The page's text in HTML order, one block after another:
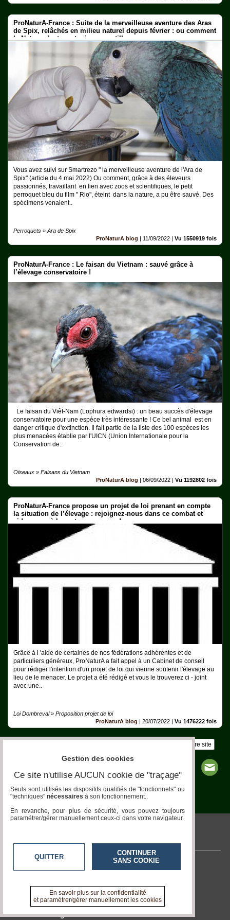
ProNaturA-France : Suite de la merveilleuse aventure des Aras
de Spix, relâchés en milieu naturel depuis février : ou comment
la Nature n’est pas toujours gentille ...
Vous avez suivi sur Smartrezo " la merveilleuse aventure de l'Ara de
Spix" (article du 4 mai 2022) Ou comment, grâce à des éleveurs
passionnés, travaillant en lien avec zoos et scientifiques, le petit
perroquet bleu du film " Rio", éteint dans la nature, a pu être sauvé. Des
spécimens venaient..
Perroquets » Ara de Spix
ProNaturA blog | 11/09/2022 | Vu 1550919 fois
ProNaturA-France : Le faisan du Vietnam : sauvé grâce à
l’élevage conservatoire !
Le faisan du Viêt-Nam (Lophura edwardsi) : un beau succès d'élevage
conservatoire pour une espèce très intéressante ! Ce bel animal est en
danger critique d'extinction. Il fait partie de la liste des 100 espèces les
plus menacées établie par l'UICN (Union Internationale pour la
Conservation de..
Oiseaux » Faisans du Vietnam
ProNaturA blog | 06/09/2022 | Vu 1192802 fois
ProNaturA-France propose un projet de loi prenant en compte
la situation de l’élevage : rejoignez-nous dans ce combat et
aidez nous à le porter pour vous !
Grâce à l 'aide de certaines de nos fédérations adhérentes et de
particuliers généreux, ProNaturA a fait appel à un Cabinet de conseil
pour rédiger l'intention d'un projet de loi qui vienne soutenir l'élevage au
lieu de le menacer. Le projet a été rédigé et vous le trouverez ci - joint
avec une..
Loi Dombreval » Proposition projet de loi
ProNaturA blog | 20/07/2022 | Vu 1476222 fois
Insérez sur votre site
pronatura.acteurs-locaux.fr
Contactez-nous
A propos de pronatura.acteurs-locaux.fr
Devenir délégué
Gestion des cookies
Ce site n'utilise AUCUN cookie de "traçage"
Seuls sont utilisés les dispositifs qualifiés de "fonctionnels" ou
"techniques" nécessaires à son fonctionnement..
En revanche, pour plus de sécurité, vous pouvez toujours
paramétrer/gérer manuellement ceux-ci dans votre navigateur.
QUITTER
CONTINUER
SANS COOKIE
En savoir plus sur la confidentialité
et paramétrer/gérer manuellement les cookies